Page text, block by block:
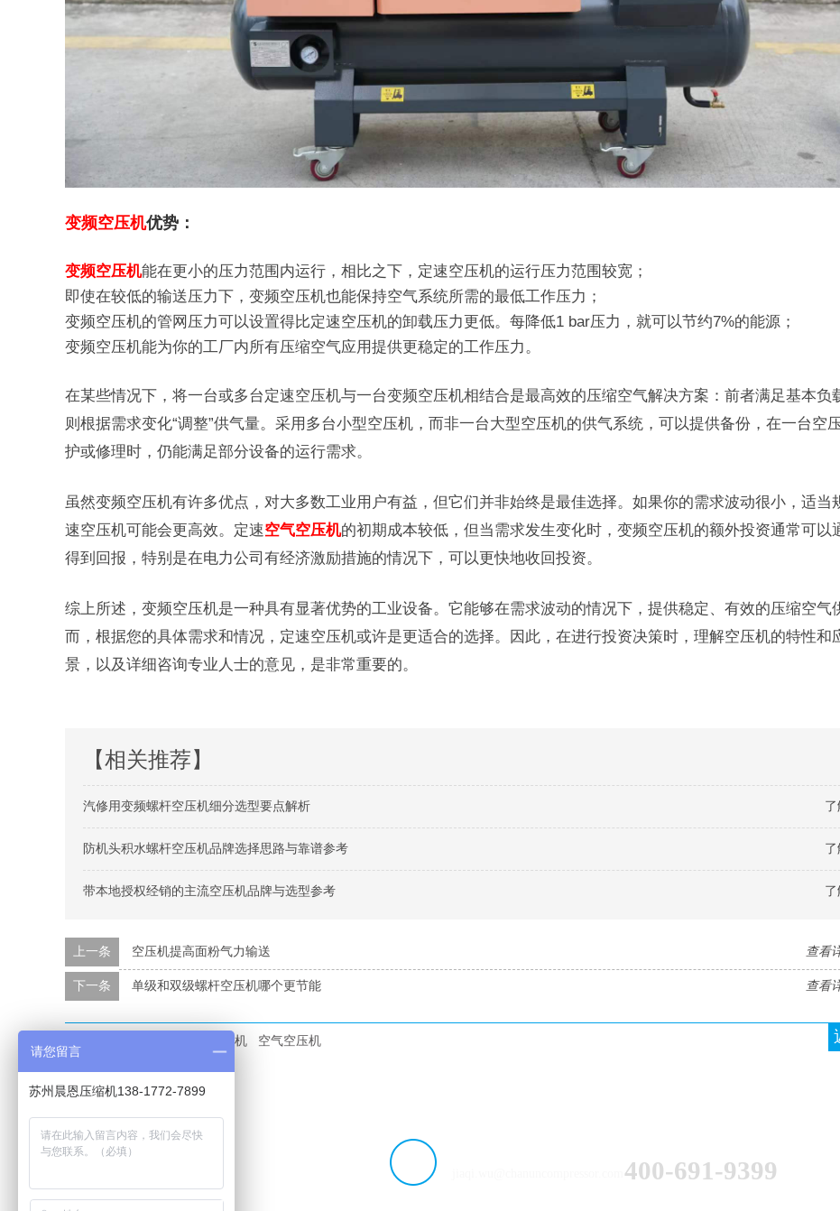
变频空压机优势：
变频空压机能在更小的压力范围内运行，相比之下，定速空压机的运行压力范围较宽；
即使在较低的输送压力下，变频空压机也能保持空气系统所需的最低工作压力；
变频空压机的管网压力可以设置得比定速空压机的卸载压力更低。每降低1 bar压力，就可以节约7%的能源；
变频空压机能为你的工厂内所有压缩空气应用提供更稳定的工作压力。
在某些情况下，将一台或多台定速空压机与一台变频空压机相结合是最高效的压缩空气解决方案：前者满足基本负
则根据需求变化“调整”供气量。采用多台小型空压机，而非一台大型空压机的供气系统，可以提供备份，在一台空
护或修理时，仍能满足部分设备的运行需求。
虽然变频空压机有许多优点，对大多数工业用户有益，但它们并非始终是最佳选择。如果你的需求波动很小，适当
速空压机可能会更高效。定速空气空压机的初期成本较低，但当需求发生变化时，变频空压机的额外投资通常可以
得到回报，特别是在电力公司有经济激励措施的情况下，可以更快地收回投资。
综上所述，变频空压机是一种具有显著优势的工业设备。它能够在需求波动的情况下，提供稳定、有效的压缩空气
而，根据您的具体需求和情况，定速空压机或许是更适合的选择。因此，在进行投资决策时，理解空压机的特性和
景，以及详细咨询专业人士的意见，是非常重要的。
【相关推荐】
了
汽修用变频螺杆空压机细分选型要点解析
了
防机头积水螺杆空压机品牌选择思路与靠谱参考
了
带本地授权经销的主流空压机品牌与选型参考
查看
上一条 空压机提高面粉气力输送
查看
下一条 单级和双级螺杆空压机哪个更节能
变频空压机 空气空压机
选购及了解
螺杆式空压机
400-691-9399
请您留言
苏州晨恩压缩机138-1772-7899